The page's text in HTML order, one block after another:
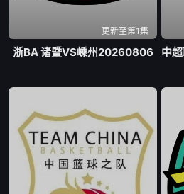
更新至第1集
浙BA 诸暨VS嵊州20260806